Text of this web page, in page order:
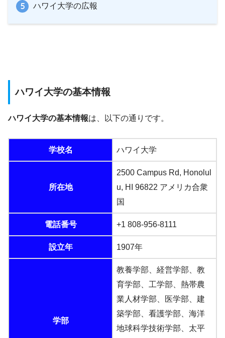
ハワイ大学の広報
ハワイ大学の基本情報
ハワイ大学の基本情報は、以下の通りです。
学校名 ハワイ大学
所在地
2500 Campus Rd, Honolul
u, HI 96822 アメリカ合衆
国
電話番号 +1 808-956-8111
設立年 1907年
学部
教養学部、経営学部、教
育学部、工学部、熱帯農
業人材学部、医学部、建
築学部、看護学部、海洋
地球科学技術学部、太平